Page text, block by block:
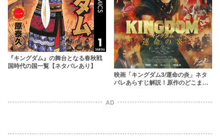
『キングダム』の舞台となる春秋戦
国時代の国一覧【ネタバレあり】
映画「キングダム3/運命の炎」ネタ
バレあらすじ解説！原作のどこまで
AD